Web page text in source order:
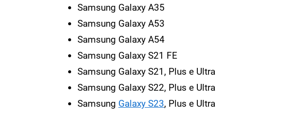
Samsung Galaxy A35
Samsung Galaxy A53
Samsung Galaxy A54
Samsung Galaxy S21 FE
Samsung Galaxy S21, Plus e Ultra
Samsung Galaxy S22, Plus e Ultra
Samsung Galaxy S23, Plus e Ultra